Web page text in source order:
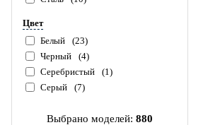
Цвет
Белый
(23)
Черный
(4)
Серебристый
(1)
Серый
(7)
Выбрано моделей: 880